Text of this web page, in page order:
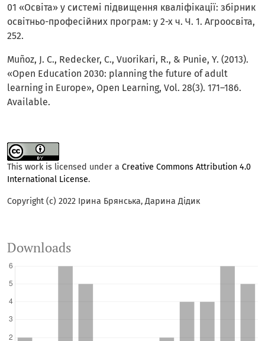
01 «Освіта» у системі підвищення кваліфікації: збірник
освітньо-професійних програм: у 2-х ч. Ч. 1. Агроосвіта,
252.
Muñoz, J. C., Redecker, C., Vuorikari, R., & Punie, Y. (2013).
«Open Education 2030: planning the future of adult
learning in Europe», Open Learning, Vol. 28(3). 171–186.
Available.
This work is licensed under a Creative Commons Attribution 4.0
International License.
Copyright (c) 2022 Ірина Брянська, Дарина Дідик
Downloads